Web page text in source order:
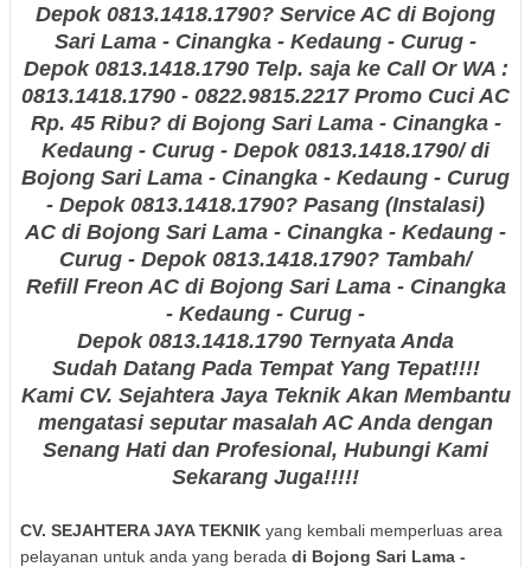
Depok0813.1418.1790? Service AC di Bojong
Sari Lama - Cinangka - Kedaung - Curug -
Depok 0813.1418.1790 Telp. saja ke Call Or WA :
0813.1418.1790 - 0822.9815.2217 Promo Cuci AC
Rp. 45 Ribu? di Bojong Sari Lama - Cinangka -
Kedaung - Curug - Depok 0813.1418.1790/di
Bojong Sari Lama - Cinangka - Kedaung - Curug
- Depok 0813.1418.1790? Pasang (Instalasi)
AC di Bojong Sari Lama - Cinangka - Kedaung -
Curug - Depok 0813.1418.1790? Tambah/
Refill Freon AC di Bojong Sari Lama - Cinangka
- Kedaung - Curug -
Depok0813.1418.1790 Ternyata Anda
Sudah Datang Pada Tempat Yang Tepat!!!!
Kami CV. Sejahtera Jaya Teknik Akan Membantu
mengatasi seputar masalah AC Anda dengan
Senang Hati dan Profesional, Hubungi Kami
Sekarang Juga!!!!!
CV. SEJAHTERA JAYA TEKNIK yang kembali memperluas area
pelayanan untuk anda yang berada di Bojong Sari Lama -